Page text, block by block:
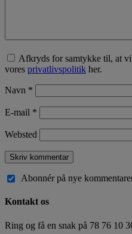
Afkryds for samtykke til, at vi
vores privatlivspolitik her.
Navn *
E-mail *
Websted
Abonnér på nye
Kontakt os
Ring og få en snak på 78 76 10